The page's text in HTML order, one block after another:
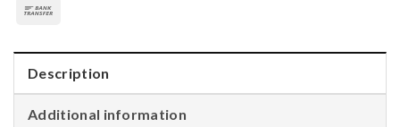
Description
Additional information